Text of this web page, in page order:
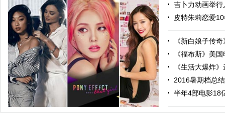
跟随电影去旅行：布拉格 在这里邂逅特工、寻找浪漫
吉卜力动画举
皮特朱莉恋爱
《新白娘子传
《福布斯》美
《生活大爆炸
2016暑期档总
半年4部电影18